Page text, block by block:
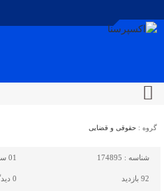
گروه : حقوقی و قضایی
شناسه : 174895 01 سپتامبر 2025 - 15:14
92 بازدید 0